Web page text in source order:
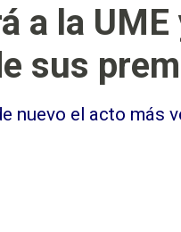
a la
sus
nuevo el acto más